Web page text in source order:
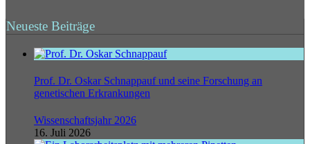
Neueste Beiträge
Prof. Dr. Oskar Schnappauf und seine Forschung an
genetischen Erkrankungen
Wissenschaftsjahr 2026
16. Juli 2026